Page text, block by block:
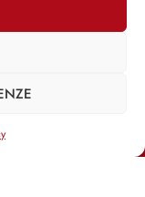
|
Privacy Policy